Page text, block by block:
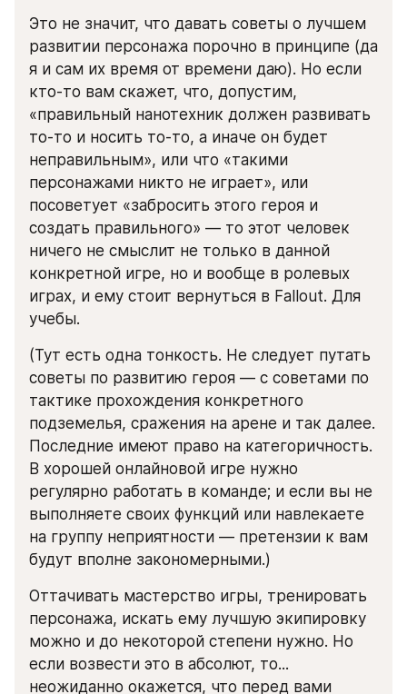
Это не значит, что давать советы о лучшем
развитии персонажа порочно в принципе (да
я и сам их время от времени даю). Но если
кто-то вам скажет, что, допустим,
«правильный нанотехник должен развивать
то-то и носить то-то, а иначе он будет
неправильным», или что «такими
персонажами никто не играет», или
посоветует «забросить этого героя и
создать правильного» — то этот человек
ничего не смыслит не только в данной
конкретной игре, но и вообще в ролевых
играх, и ему стоит вернуться в Fallout. Для
учебы.
(Тут есть одна тонкость. Не следует путать
советы по развитию героя — с советами по
тактике прохождения конкретного
подземелья, сражения на арене и так далее.
Последние имеют право на категоричность.
В хорошей онлайновой игре нужно
регулярно работать в команде; и если вы не
выполняете своих функций или навлекаете
на группу неприятности — претензии к вам
будут вполне закономерными.)
Оттачивать мастерство игры, тренировать
персонажа, искать ему лучшую экипировку
можно и до некоторой степени нужно. Но
если возвести это в абсолют, то...
неожиданно окажется, что перед вами